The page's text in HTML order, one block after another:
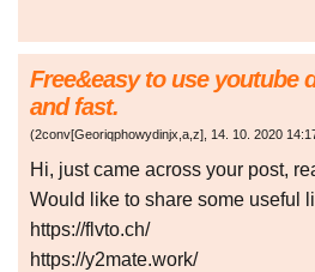
Free&easy to use youtube
and fast.
(2conv[Georiqphowydinjx,a,z], 14. 10. 2020
Hi, just came across your post,
Would like to share some useful
https://flvto.ch/
https://y2mate.work/